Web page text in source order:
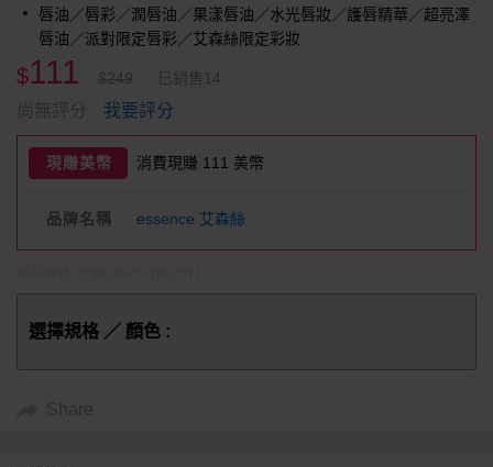
唇油／唇彩／潤唇油／果漾唇油／水光唇妝／護唇精華／超亮澤
唇油／派對限定唇彩／艾森絲限定彩妝
$111 $249 已銷售14
尚無評分 我要評分
現賺美幣 消費現賺 111 美幣
品牌名稱 essence 艾森絲
選擇規格 ／ 顏色 :
Share